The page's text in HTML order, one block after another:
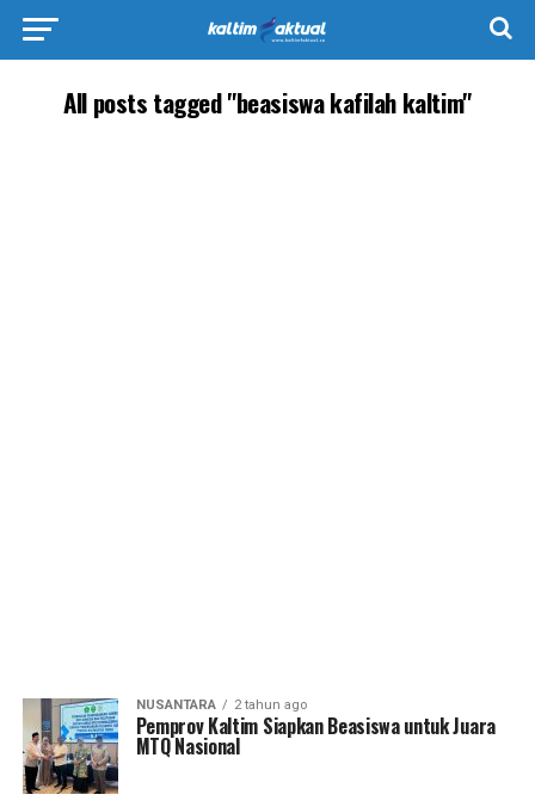
All posts tagged "beasiswa kafilah kaltim"
NUSANTARA 2 tahun ago
Pemprov Kaltim Siapkan Beasiswa untuk Juara
MTQ Nasional